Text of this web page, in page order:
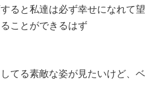
ると私達は必ず幸せになれて望
ことができるはず
てる素敵な姿が見たいけど、ベ